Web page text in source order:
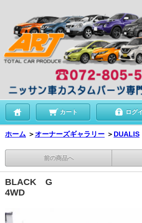
カート ログ
ホーム ＞オーナーズギャラリー ＞ DUALIS
前の商品へ
BLACK G
4WD 北